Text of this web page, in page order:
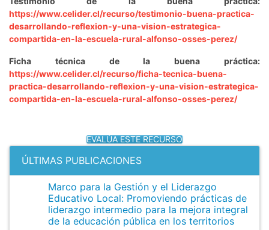
https://www.celider.cl/recurso/testimonio-buena-practica-
desarrollando-reflexion-y-una-vision-estrategica-
compartida-en-la-escuela-rural-alfonso-osses-perez/
Ficha técnica de la buena práctica:
https://www.celider.cl/recurso/ficha-tecnica-buena-
practica-desarrollando-reflexion-y-una-vision-estrategica-
compartida-en-la-escuela-rural-alfonso-osses-perez/
EVALÚA ESTE RECURSO
ÚLTIMAS PUBLICACIONES
Marco para la Gestión y el Liderazgo
Educativo Local: Promoviendo prácticas de
liderazgo intermedio para la mejora integral
de la educación pública en los territorios